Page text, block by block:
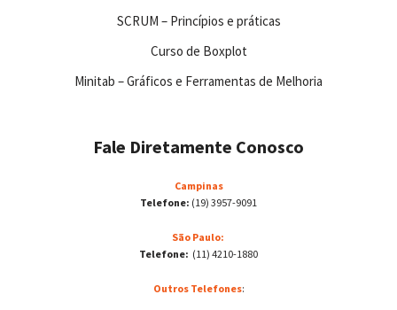
SCRUM – Princípios e práticas
Curso de Boxplot
Minitab – Gráficos e Ferramentas de Melhoria
Fale Diretamente Conosco
Campinas
Telefone: (19) 3957-9091
São Paulo:
Telefone: (11) 4210-1880
Outros Telefones: